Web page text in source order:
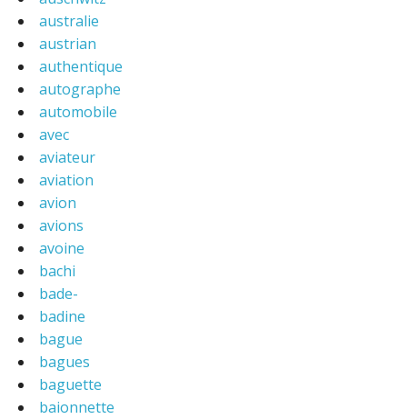
australie
austrian
authentique
autographe
automobile
avec
aviateur
aviation
avion
avions
avoine
bachi
bade-
badine
bague
bagues
baguette
baionnette